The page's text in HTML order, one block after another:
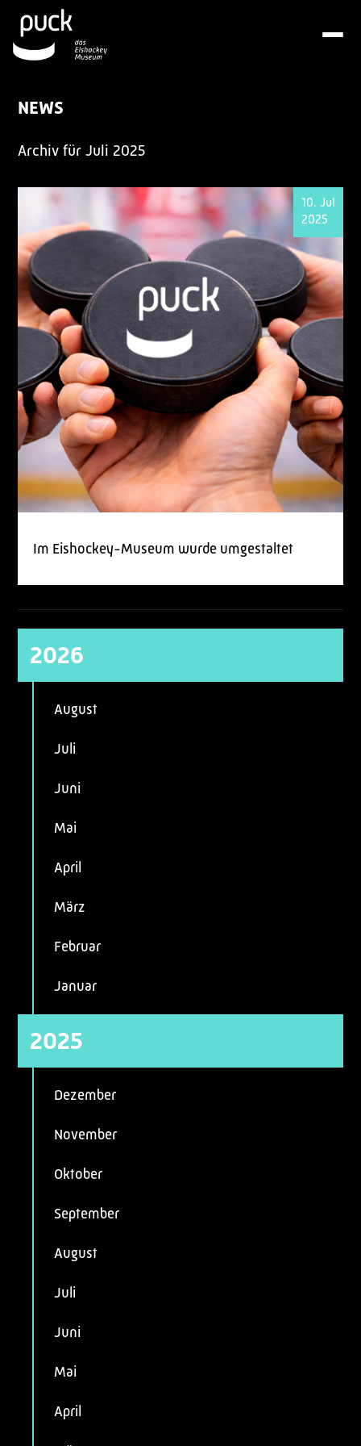
NEWS
Archiv für Juli 2025
10. Jul
2025
Im Eishockey-Museum wurde umgestaltet
2026
August
Juli
Juni
Mai
April
März
Februar
Januar
2025
Dezember
November
Oktober
September
August
Juli
Juni
Mai
April